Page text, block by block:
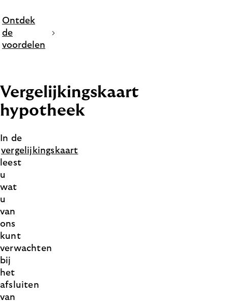
Ontdek
de
voordelen
Vergelijkingskaart
hypotheek
In de
vergelijkingskaart
leest
u
wat
u
van
ons
kunt
verwachten
bij
het
afsluiten
van